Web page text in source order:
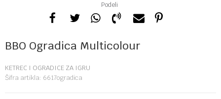
Podeli
BBO Ogradica Multicolour
KETREC I OGRADICE ZA IGRU
Šifra artikla: 6617ogradica